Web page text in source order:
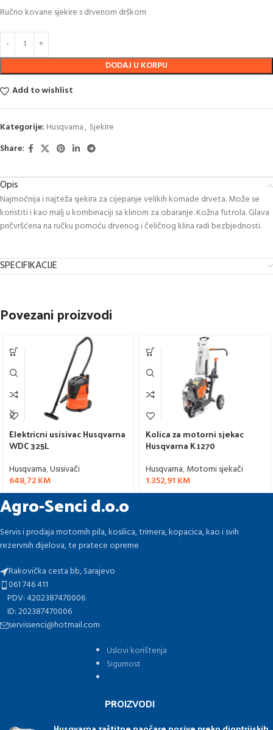
Ručno kovane sjekire s drvenom drškom
DODAJ U KORPU
Add to wishlist
Kategorije: Husqvarna, Sjekire
Share:
Opis
Najmoćnija i najteža sjekira za cijepanje velikih komade drveta. Može se
koristiti i kao malj u kombinaciji sa klinom za obaranje. Kožna futrola. Glava
pričvršćena na ručku pomoću drvenog i čeličnog klina radi bezbjednosti.
SPECIFIKACIJE
Povezani proizvodi
Elektricni usisivac Husqvarna
WDC 325L
Husqvarna,Usisivači
648,72KM
Kolica za motorni sjekac
Husqvarna K 1270
Husqvarna,Motorni sjekači
1.352,91 KM
Agro-Senci d.o.o
Servis i prodaja motornih pila, kosilica, trimera, kopacica, kao i svih
rezervnih dijelova, te pratece opreme
Rakovička cesta bb, Sarajevo
061 746 411
PDV: 4202387470006
ID: 202387470006
servissenci@hotmail.com
Uslovi korištenja
Sigurnost
PROIZVODI